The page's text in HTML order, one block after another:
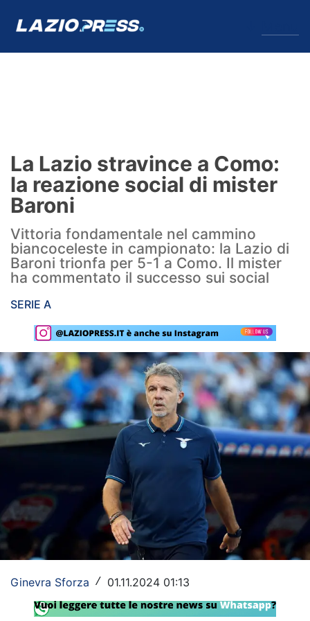
Formello
Infortuni
Primavera
Calciomercato
Lazio Women
Rassegna Lazio
Social
Calcio
Serie A
Champions League
Europa League
Altri Sport
Formula 1
Tennis
Vela
La Lazio stravince a Como:
la reazione social di mister
Baroni
Vittoria fondamentale nel cammino
biancoceleste in campionato: la Lazio di
Baroni trionfa per 5-1 a Como. Il mister
ha commentato il successo sui social
SERIE A
Ginevra Sforza / 01.11.2024 01:13